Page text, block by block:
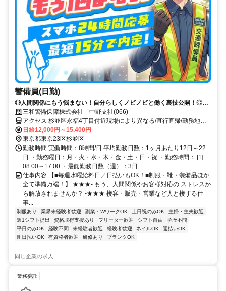
警備員(日勤)
◎人間関係にもう悩まない！自分らしくノビノビと働く裏技公開！◎ス
マホ応募から電話面接で最短15分で内定！
三和警備保障株式会社 中野支社(066)
アクセス 杉並区永福4丁目付近現場により異なる/直行直帰/勤務地相
談可■電話面接■来社不要
日給12,000円～15,400円
東京都東京23区杉並区
勤務時間 実働時間：8時間/日 平均勤務日数：1ヶ月あたり12日～22
日 ・勤務曜日：月・火・水・木・金・土・日・祝 ・勤務時間： [1]
08:00～17:00 ・最低勤務日数（週）：3日 ...
仕事内容 【■毎週水曜給料日／日払いもOK！■制服・靴・装備品ほか
全て準備万端！】 ★★★- もう、人間関係やお客様対応の ストレスか
ら解放されませんか？ -★★★ 接客・販売・営業など人と接する仕
事...
制服あり 業界未経験者歓迎 副業・WワークOK 土日祝のみOK
主婦・主夫歓迎
週1シフト提出
資格取得支援あり フリーター歓迎 シフト自由
学歴不問
平日のみOK
経験不問 未経験者歓迎 経験者歓迎 ネイルOK
週払いOK
即日払いOK
有資格者歓迎 研修あり ブランクOK
同じ企業の求人
業務委託